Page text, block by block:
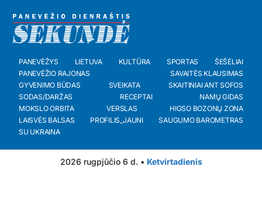
PANEVĖŽYS LIETUVA KULTŪRA SPORTAS
ŠEŠĖLIAI
PANEVĖŽIO RAJONAS
SAVAITĖS KLAUSIMAS
GYVENIMO BŪDAS
SVEIKATA
SKAITINIAI ANT SOFOS
SODAS/DARŽAS
RECEPTAI
NAMŲ GIDAS
MOKSLO ORBITA
VERSLAS
HIGSO BOZONŲ ZONA
LAISVĖS BALSAS
PROFILIS_JAUNI
SAUGUMO BAROMETRAS
SU UKRAINA
2026 rugpjūčio 6 d. • Ketvirtadienis